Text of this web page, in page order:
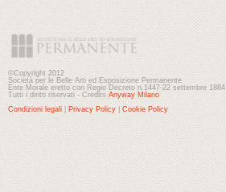
©Copyright 2012
Società per le Belle Arti ed Esposizione Permanente
Ente Morale eretto con Regio Decreto n.1447-22 settembre 1884
Tutti i diritti riservati - Credits Anyway Milano
Condizioni legali
Privacy Policy Cookie Policy